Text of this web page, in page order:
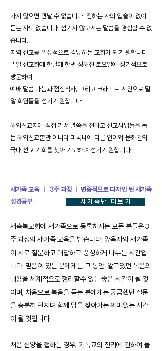
가지 않으면 만날 수 없습니다. 전하는 자의 입술이 없이
듣는 자도 없습니다. 섬기지 않고서는 말씀을 경험할 수 없
습니다.
지역 선교를 일상적으로 감당하는 교회가 되기 원합니다.
밀알 선교회에 한달에 한번 정해진 토요일에 정기적으로
방문하여
예배 말씀 나눔과 ​점심식사, 그리고 크래프트 시간으로 밀
알 회원들을 섬기기 원합니다.
해외선교지에 직접 가서 말씀을 전하고 선교사님들을 돕
는 해외선교뿐만 아니라 미국내에 다른 언어와 문화권의
국내 선교 기회를 찾아 기도하며 섬기기 원합니다.
새가족 교육 ㅣ 3주 과정 ㅣ 변증적으로 디자인 된 새가족
성경공부
새축복교회에 새가족으로 등록하시는 모든 분들은 3
주 과정의 새가족 교육을 받습니다. 양육자와 새가족
이 서로 질문하고 대답하고 풍성하게 나누는 시간입
니다. 믿음이 있는 분에게는 그 동안 알고있던 복음의
내용을 체계적으로 정리할수 있는 좋은 시간이 될 것
이며, 처음으로 복음을 듣는 분에게는 궁금했던 질문
을 충분히 던지며 함께 답을 찾아가는 의미있는 시간
이 될 것입니다.
처음 신앙을 접하는 경우, 기독교의 진리에 관하여 풀
새가족반 더보기